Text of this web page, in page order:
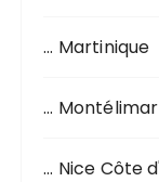
… Martinique
…
… Nice Côte